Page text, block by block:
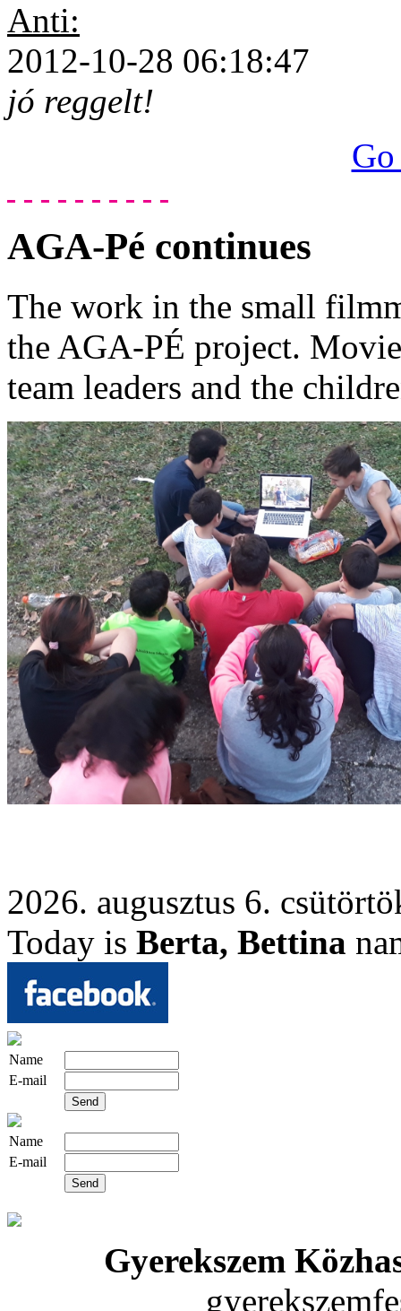
Anti:
2012-10-28 06:18:47
jó reggelt!
AGA-Pé continues
The work in the small
the AGA-PÉ project.
team leaders and the
2026. augusztus 6.
Today is Berta, Bettina
Name
E-mail
Name
E-mail
Gyerekszem